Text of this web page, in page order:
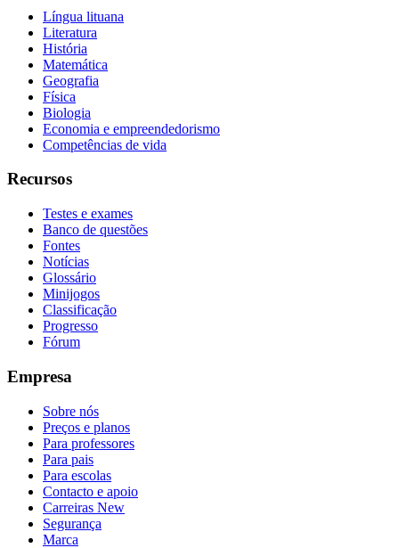
Língua lituana
Literatura
História
Matemática
Geografia
Física
Biologia
Economia e empreendedorismo
Competências de vida
Recursos
Testes e exames
Banco de questões
Fontes
Notícias
Glossário
Minijogos
Classificação
Progresso
Fórum
Empresa
Sobre nós
Preços e planos
Para professores
Para pais
Para escolas
Contacto e apoio
Carreiras New
Segurança
Marca